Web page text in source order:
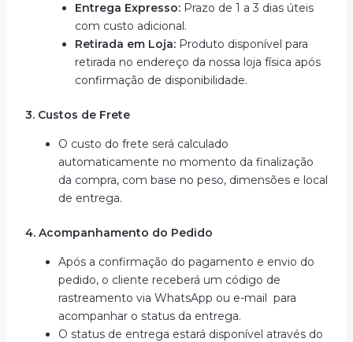
Entrega Expresso:Prazo de 1 a 3 dias úteis
com custo adicional.
Retirada em Loja:Produto disponível para
retirada no endereço da nossa loja física após
confirmação de disponibilidade.
3. Custos de Frete
O custo do frete será calculado
automaticamente no momento da finalização
da compra, com base no peso, dimensões e local
de entrega.
4. Acompanhamento do Pedido
Após a confirmação do pagamento e envio do
pedido, o cliente receberá um código de
rastreamento via WhatsApp ou e-mail para
acompanhar o status da entrega.
O status de entrega estará disponível através do